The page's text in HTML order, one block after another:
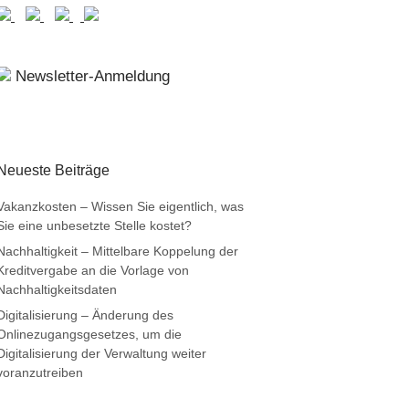
Newsletter-Anmeldung
Beiträge
– Wissen Sie eigentlich, was
eine unbesetzte Stelle kostet?
– Mittelbare Koppelung der
an die Vorlage von
– Änderung des
um die
der Verwaltung weiter